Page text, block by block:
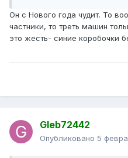
Он с Нового года чудит. То
частники, то треть машин
это жесть- синие коробочки
Gleb72442
Опубликовано 5